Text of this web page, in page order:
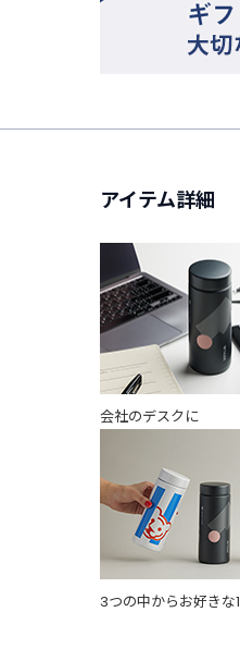
アイテム詳細
会社のデスクに
3つの中からお好きな